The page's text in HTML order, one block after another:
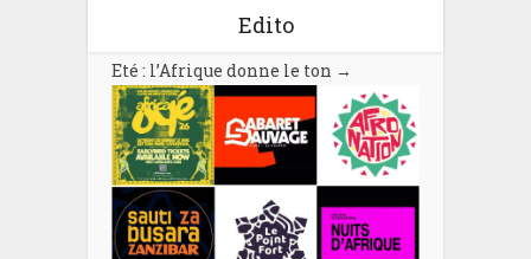
Edito
Eté : l’Afrique donne le ton →